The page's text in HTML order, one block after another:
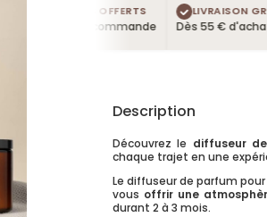
4 TESTEURS OFFERTS
Dans chaque commande
LIVRAISON
Dès 55 € d'achat
Description
Découvrez le diffuseur
chaque trajet en une
Le diffuseur de parfum
vous offrir une
durant 2 à 3 mois.